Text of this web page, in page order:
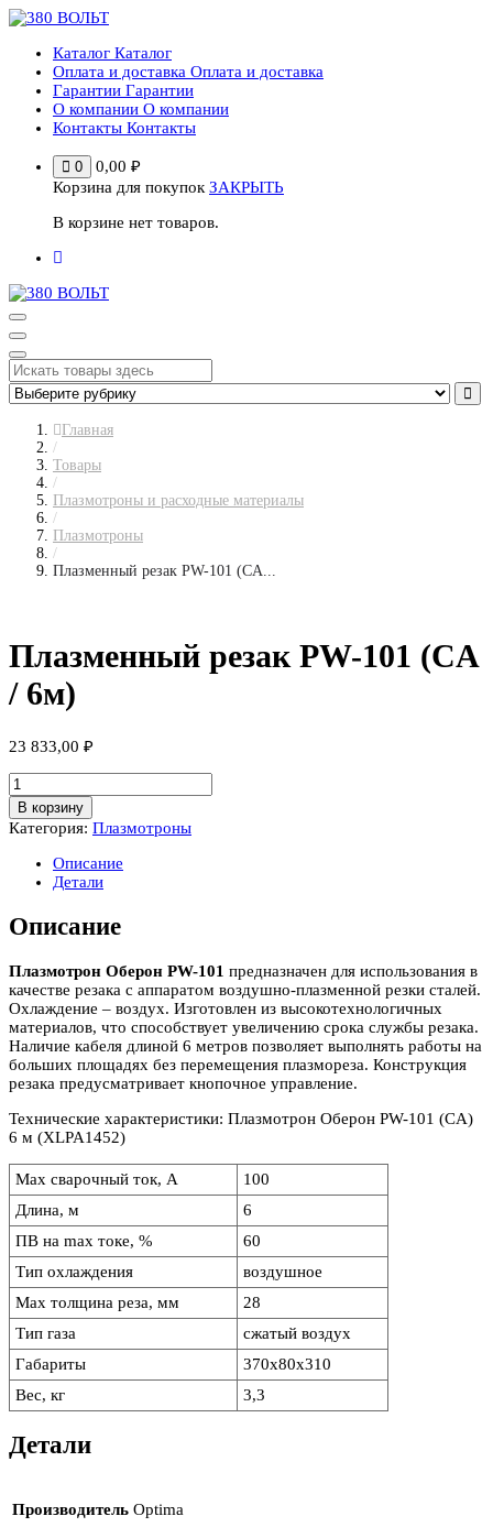
Перейти
содержимому
Каталог Каталог
Оплата и доставка Оплата и доставка
Гарантии Гарантии
О компании О компании
Контакты Контакты
0 0,00 ₽
Корзина для покупок ЗАКРЫТЬ
В корзине нет товаров.
Главная
/
Товары
/
Плазмотроны и расходные материалы
/
Плазмотроны
/
Плазменный резак PW-101 (CA...
Плазменный резак PW-101 (CA
/ 6м)
23 833,00 ₽
Количество
товара
Плазменный
резак
6м)
В корзину
Категория: Плазмотроны
Описание
Детали
Описание
Плазмотрон Оберон PW-101 предназначен для использования в
качестве резака с аппаратом воздушно-плазменной резки сталей.
Охлаждение – воздух. Изготовлен из высокотехнологичных
материалов, что способствует увеличению срока службы резака.
Наличие кабеля длиной 6 метров позволяет выполнять работы на
больших площадях без перемещения плазмореза. Конструкция
резака предусматривает кнопочное управление.
Технические характеристики: Плазмотрон Оберон PW-101 (CA)
6 м (XLPA1452)
Max сварочный ток, А
100
Длина, м
6
ПВ на max токе, %
60
Тип охлаждения
воздушное
Max толщина реза, мм
28
Тип газа
сжатый воздух
Габариты
370х80х310
Вес, кг
3,3
Детали
Производитель Optima